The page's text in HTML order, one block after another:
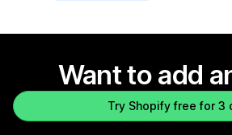
Want to add
Try Shopify free for 3